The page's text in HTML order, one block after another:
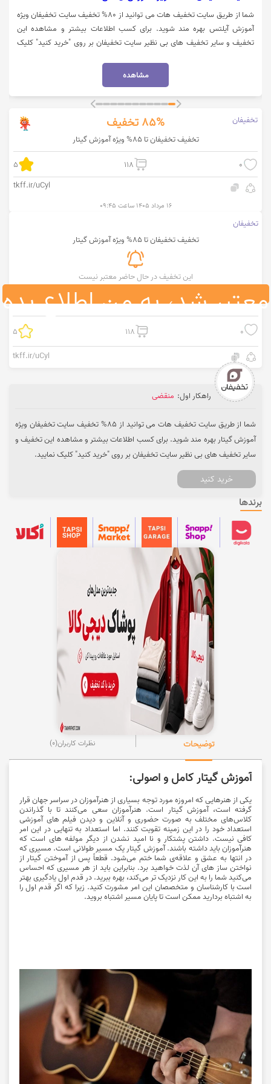
شما از طریق سایت تخفیف هات می توانید از 80% تخفیف سایت تخفیفان ویژه
آموزش آیلتس بهره مند شوید. برای کسب اطلاعات بیشتر و مشاهده این
تخفیف و سایر تخفیف های بی نظیر سایت تخفیفان بر روی "خرید کنید" کلیک
مشاهده
تخفیفان 85% تخفیف
تخفیف تخفیفان تا 85% ویژه آموزش گیتار
0
118
5
tkff.ir/uCyl
۱۶ مرداد ۱۴۰۵ ساعت ۰۹:۴۵
تخفیفان
تخفیف تخفیفان تا 85% ویژه آموزش گیتار
این تخفیف در حال حاضر معتبر نیست
معتبر شد، به من اطلاع بده
0
118
5
tkff.ir/uCyl
راهکار اول: منقضی
شما از طریق سایت تخفیف هات می توانید از 85% تخفیف سایت تخفیفان ویژه
آموزش گیتار بهره مند شوید. برای کسب اطلاعات بیشتر و مشاهده این تخفیف و
سایر تخفیف های بی نظیر سایت تخفیفان بر روی "خرید کنید" کلیک نمایید.
خرید کنید
برندها
توضیحات نظرات کاربران(0)
آموزش گیتار کامل و اصولی:
یکی از هنرهایی که امروزه مورد توجه بسیاری از هنرآموزان در سراسر جهان قرار
گرفته است، آموزش گیتار است. هنرآموزان سعی می‌کنند تا با گذراندن
کلاس‌های مختلف به صورت حضوری و آنلاین و دیدن فیلم های آموزشی
استعداد خود را در این زمینه تقویت کنند. اما استعداد به تنهایی در این امر
کافی نیست. داشتن پشتکار و نا امید نشدن از دیگر مولفه های است که
هنرآموزان باید داشته باشند. آموزش گیتار یک مسیر طولانی است. مسیری که
در انتها به عشق و علاقه‌ی شما ختم می‌شود. قطعاً پس از آموختن گیتار از
نواختن ساز های آن لذت خواهید برد. بنابراین باید از هر مسیری که احساس
می‌کنید شما را به این کار نزدیک تر می‌کند، بهره ببرید. در قدم اول یادگیری بهتر
است با کارشناسان و متخصصان این امر مشورت کنید. زیرا که اگر قدم اول را
به اشتباه بردارید ممکن است تا پایان مسیر اشتباه بروید.